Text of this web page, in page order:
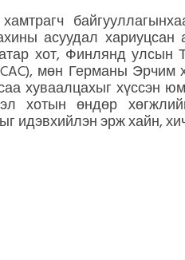
асуудал
хот, Финлянд улсын
мөн Германы Эрчим
хуваалцахыг хүссэн
хотын өндөр
идэвхийлэн эрж хайн,